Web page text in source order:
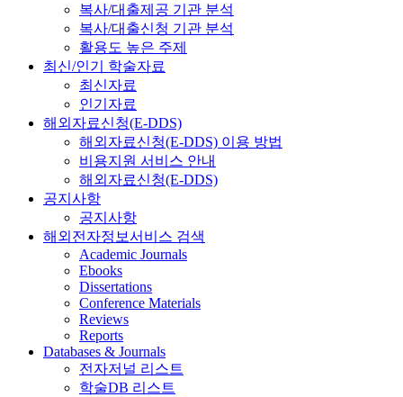
복사/대출제공 기관 분석
복사/대출신청 기관 분석
활용도 높은 주제
최신/인기 학술자료
최신자료
인기자료
해외자료신청(E-DDS)
해외자료신청(E-DDS) 이용 방법
비용지원 서비스 안내
해외자료신청(E-DDS)
공지사항
공지사항
해외전자정보서비스 검색
Academic Journals
Ebooks
Dissertations
Conference Materials
Reviews
Reports
Databases & Journals
전자저널 리스트
학술DB 리스트